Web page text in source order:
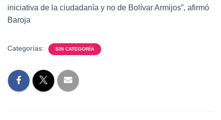
iniciativa de la ciudadanía y no de Bolívar Armijos”, afirmó
Baroja
Categorías: SIN CATEGORÍA